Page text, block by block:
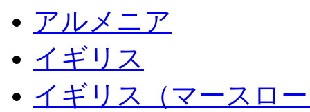
アルメニア
イギリス
イギリス（マースロ